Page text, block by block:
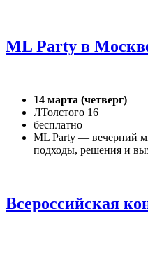
ML Party в
14 марта (четверг)
ЛТолстого 16
бесплатно
ML Party — вечерний
подходы, решения и
Всероссийская